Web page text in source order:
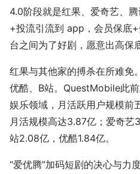
4.0阶段就是红果、爱奇艺、
+投流引流到 app，会员保底
台之间为了好剧，愿意出高保
红果与其他家的搏杀在所难免
优酷、B站。QuestMobile此
娱乐领域，月活跃用户规模前
月活规模高达3.87亿；爱奇
站2.08亿，优酷1.84亿。
“爱优腾”加码短剧的决心与力